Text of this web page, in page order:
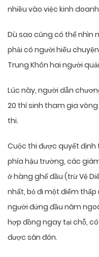
nhiều vào việc kinh
Dù sao cũng có thể nhìn
phải có người hiểu
Trung Khôn hai người
Lúc này, người dẫn
20 thí sinh tham gia
thi.
Cuộc thi được quyết
phía hậu trường, các
ở hàng ghế đầu (trừ Vệ
nhất, bỏ đi một điểm
người đứng đầu năm
hợp đồng ngay tại chỗ,
được săn đón.